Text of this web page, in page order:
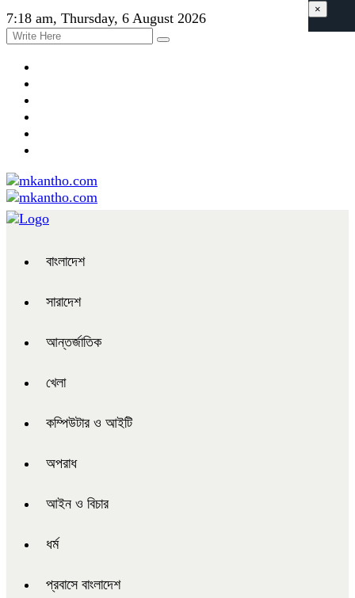
7:18 am, Thursday, 6 August 2026
বাংলাদেশ
সারাদেশ
আন্তর্জাতিক
খেলা
কম্পিউটার ও আইটি
অপরাধ
আইন ও বিচার
ধর্ম
প্রবাসে বাংলাদেশ
×